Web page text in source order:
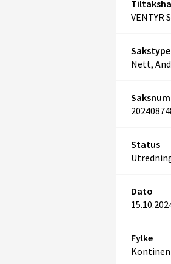
VENTYR
Nett,
Status
Dato
Fylke